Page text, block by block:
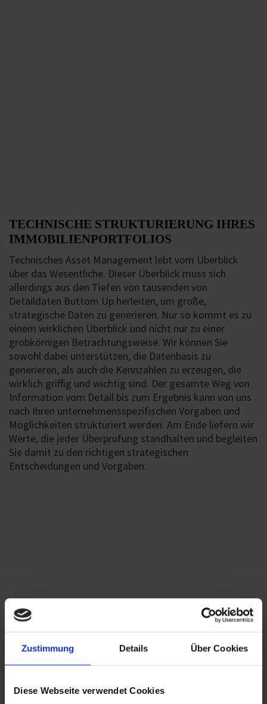
Zustimmung Details Über Cookies
Diese Webseite verwendet Cookies
TECHNISCHE STRUKTURIERUNG IHRES
IMMOBILIENPORTFOLIOS
Technisches Asset Management lebt vom Überblick
über das Wesentliche. Dieser Überblick muss sich
allerdings aus den Tiefen von tausenden von
Detaildaten Buttom Up herleiten, um große,
strategische Daten zu generieren. Nur so kommt es zu
einem wirklichen Überblick und nicht nur zu einer
grobkörnigen Betrachtungsweise. Wir können Sie
sowohl dabei unterstützen, die Datenbasis zu
generieren, als auch die Kennzahlen zu erzeugen, die
wirklich griffig und wichtig sind. Der gesamte Weg von
Information vom Detail bis zum Ergebnis kann von uns
nach Ihren unternehmensspezifischen Vorgaben und
Möglichkeiten strukturiert werden. Am Ende liefern wir
Werte, die jeder Überprüfung standhalten und begleiten
Sie damit zu den richtigen strategischen
Entscheidungen und Vorgaben.